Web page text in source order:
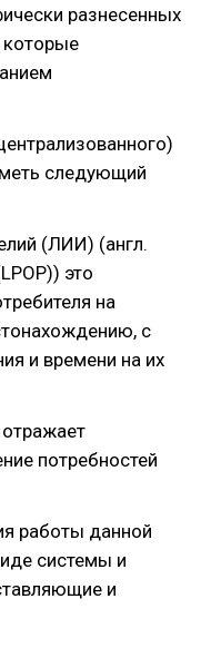
разнесенных
которые
следующий
(ЛИИ) (англ.
это
на
с
и времени на их
потребностей
работы данной
системы и
и